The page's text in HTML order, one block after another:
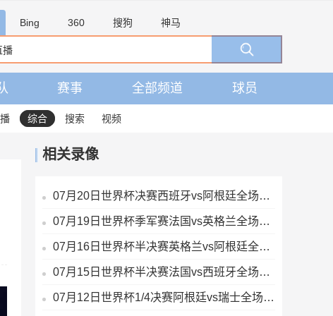
Bing 360 搜狗 神马
赛事 全部频道 球员
综合 搜索 视频
相关录像
07月20日世界杯决赛西班牙vs阿根廷全场录像
07月19日世界杯季军赛法国vs英格兰全场录像
07月16日世界杯半决赛英格兰vs阿根廷全场录像
07月15日世界杯半决赛法国vs西班牙全场录像
07月12日世界杯1/4决赛阿根廷vs瑞士全场录像